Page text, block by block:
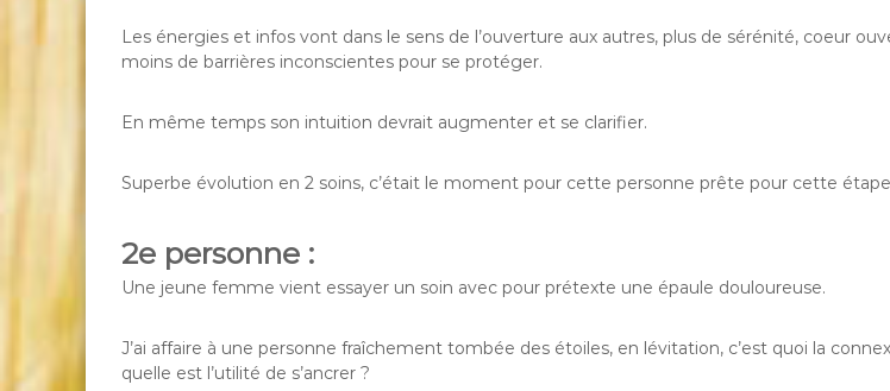
Les énergies et infos vont dans le sens de l’ouverture aux autres, plus de sérénité, coeur
moins de barrières inconscientes pour se protéger.
En même temps son intuition devrait augmenter et se clarifier.
Superbe évolution en 2 soins, c’était le moment pour cette personne prête pour cette
2e personne :
Une jeune femme vient essayer un soin avec pour prétexte une épaule douloureuse.
J’ai affaire à une personne fraîchement tombée des étoiles, en lévitation, c’est quoi la
quelle est l’utilité de s’ancrer ?